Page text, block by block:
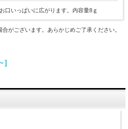
口いっぱいに広がります。内容量8ｇ
がございます。あらかじめご了承ください。
]